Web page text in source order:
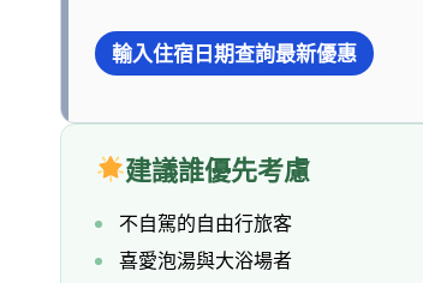
輸入住宿日期查詢最新優惠
建議誰優先考慮
不自駕的自由行旅客
喜愛泡湯與大浴場者